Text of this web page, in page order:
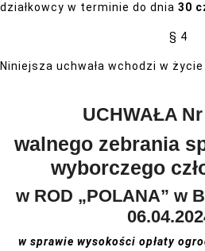
działkowcy w terminie do dnia 30
§ 4
Niniejsza uchwała wchodzi w
UCHWAŁA
walnego zebrania
wyborczego
w ROD „POLANA” w
w sprawie wysokości opłaty